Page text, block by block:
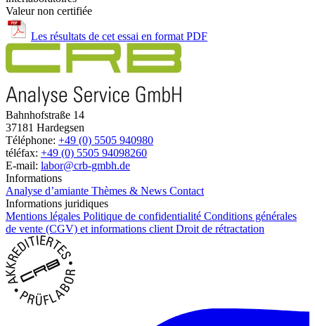
Valeur non certifiée
Les résultats de cet essai en format PDF
Bahnhofstraße 14
37181 Hardegsen
Téléphone: +49 (0) 5505 940980
téléfax: +49 (0) 5505 94098260
E-mail: labor@crb-gmbh.de
Informations
Analyse d’amiante Thèmes & News Contact
Informations juridiques
Mentions légales Politique de confidentialité Conditions générales
de vente (CGV) et informations client Droit de rétractation